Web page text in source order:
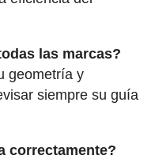
las marcas?
geometría y
siempre su guía
correctamente?